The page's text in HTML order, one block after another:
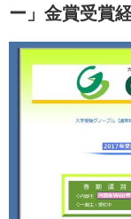
ー」金賞受賞